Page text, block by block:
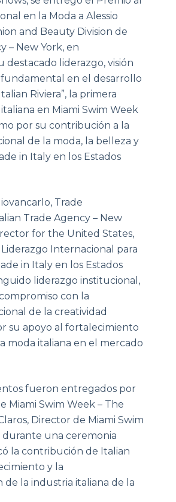
en la Moda a Alessio
and Beauty Division de
– New York, en
destacado liderazgo, visión
en el desarrollo
Riviera”, la primera
en Miami Swim Week
por su contribución a la
de la moda, la belleza y
in Italy en los Estados
Trade
Trade Agency – New
for the United States,
Internacional para
in Italy en los Estados
liderazgo institucional,
con la
de la creatividad
su apoyo al fortalecimiento
moda italiana en el mercado
fueron entregados por
Miami Swim Week – The
Director de Miami Swim
durante una ceremonia
la contribución de Italian
y la
de la industria italiana de la